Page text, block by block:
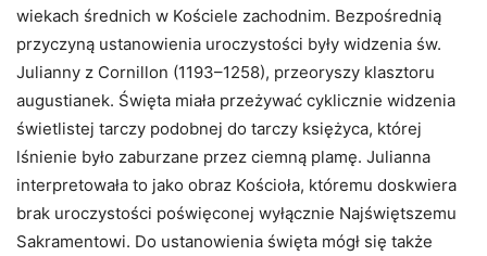
wiekach średnich w Kościele zachodnim. Bezpośrednią
przyczyną ustanowienia uroczystości były widzenia św.
Julianny z Cornillon (1193–1258), przeoryszy klasztoru
augustianek. Święta miała przeżywać cyklicznie widzenia
świetlistej tarczy podobnej do tarczy księżyca, której
lśnienie było zaburzane przez ciemną plamę. Julianna
interpretowała to jako obraz Kościoła, któremu doskwiera
brak uroczystości poświęconej wyłącznie Najświętszemu
Sakramentowi. Do ustanowienia święta mógł się także